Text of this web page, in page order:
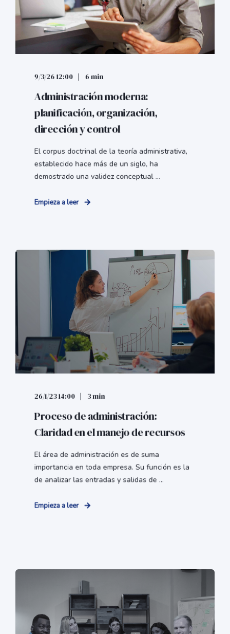
9/3/26 12:00 6 min
Administración moderna:
planificación, organización,
dirección y control
El corpus doctrinal de la teoría administrativa,
establecido hace más de un siglo, ha
demostrado una validez conceptual ...
Empieza a leer
26/1/23 14:00 3 min
Proceso de administración:
Claridad en el manejo de recursos
El área de administración es de suma
importancia en toda empresa. Su función es la
de analizar las entradas y salidas de ...
Empieza a leer